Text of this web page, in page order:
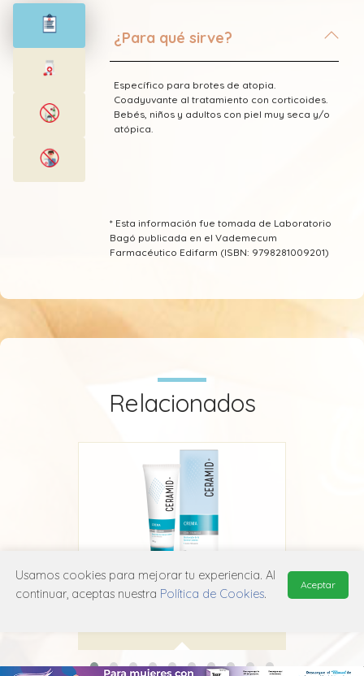
¿Para qué sirve?
Específico para brotes de atopia.
Coadyuvante al tratamiento con corticoides.
Bebés, niños y adultos con piel muy seca y/o
atópica.
* Esta información fue tomada de Laboratorio
Bagó publicada en el Vademecum
Farmacéutico Edifarm (ISBN: 9798281009201)
Relacionados
Cetaphil
Usamos cookies para mejorar tu experiencia. Al
continuar, aceptas nuestra Política de Cookies.
Aceptar